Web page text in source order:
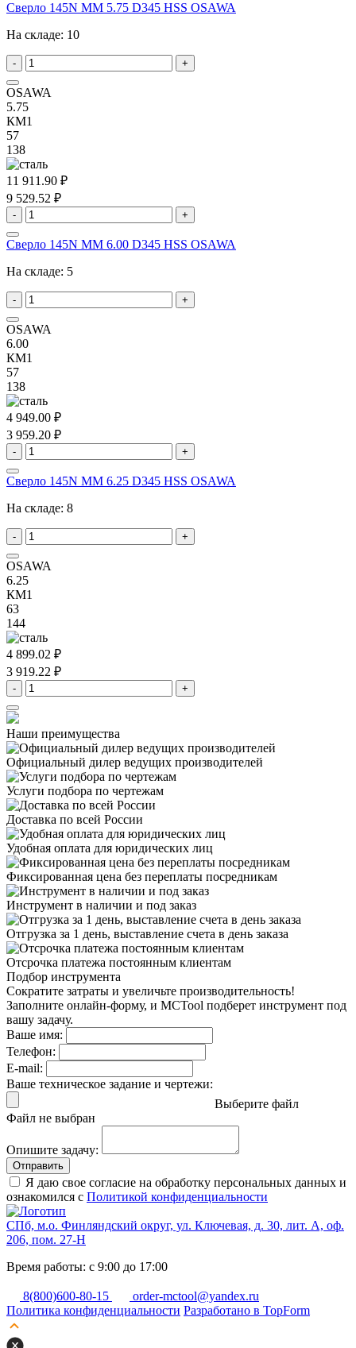
Сверло 145N MM 5.75 D345 HSS OSAWA
На складе: 10
- +
OSAWA
5.75
КМ1
57
138
11 911.90 ₽
9 529.52 ₽
- +
Сверло 145N MM 6.00 D345 HSS OSAWA
На складе: 5
- +
OSAWA
6.00
КМ1
57
138
4 949.00 ₽
3 959.20 ₽
- +
Сверло 145N MM 6.25 D345 HSS OSAWA
На складе: 8
- +
OSAWA
6.25
КМ1
63
144
4 899.02 ₽
3 919.22 ₽
- +
Наши преимущества
Официальный дилер ведущих производителей
Услуги подбора по чертежам
Доставка по всей России
Удобная оплата для юридических лиц
Фиксированная цена без переплаты посредникам
Инструмент в наличии и под заказ
Отгрузка за 1 день, выставление счета в день заказа
Отсрочка платежа постоянным клиентам
Подбор инструмента
Сократите затраты и увеличьте производительность!
Заполните онлайн-форму, и MCTool подберет инструмент под
вашу задачу.
Ваше имя:
Телефон:
E-mail:
Ваше техническое задание и чертежи:
Выберите файл
Файл не выбран
Опишите задачу:
Отправить
Я даю свое согласие на обработку персональных данных и
ознакомился с Политикой конфиденциальности
СПб, м.о. Финляндский округ, ул. Ключевая, д. 30, лит. А, оф.
206, пом. 27-Н
Время работы: с 9:00 до 17:00
8(800)600-80-15
order-mctool@yandex.ru
Политика конфиденциальности Разработано в TopForm